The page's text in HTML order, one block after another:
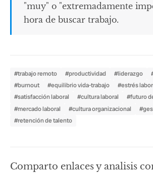
"muy" o "extremadamente
hora de buscar trabajo.
#trabajo remoto #productividad #liderazgo
#burnout
#equilibrio vida-trabajo
#estrés
#satisfacción laboral
#cultura laboral
#futuro
#mercado laboral
#cultura organizacional
#retención de talento
Comparto enlaces y analisis